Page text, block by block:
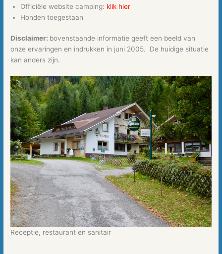
Officiële website camping: klik hier
Honden toegestaan
Disclaimer: bovenstaande informatie geeft een beeld van
onze ervaringen en indrukken in juni 2005. De huidige situatie
kan anders zijn.
Receptie, restaurant en sanitair